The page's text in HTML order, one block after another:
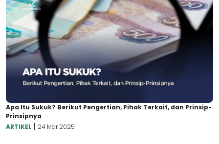
Apa Itu Sukuk? Berikut Pengertian, Pihak Terkait, dan Prinsip-
Prinsipnya
ARTIKEL | 24 Mar 2025